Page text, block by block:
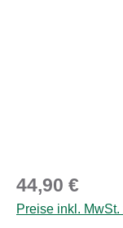
Regulärer Preis:
44,90 €
Preise inkl.